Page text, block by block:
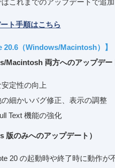
ト手順はこちら
20.6（Windows/Macintosh）】
Macintosh 両方へのアップデー
定性の向上
の細かいバグ修正、表示の調整
Text 機能の強化
版のみへのアップデート）
20 の起動時や終了時に動作が